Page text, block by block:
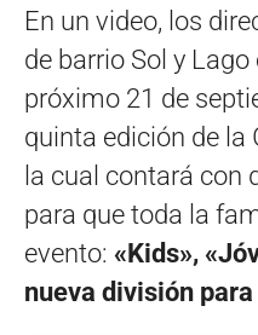
En un video, los
de barrio Sol y Lago
próximo 21 de
quinta edición de la
la cual contará con
para que toda la
evento: «Kids»,
nueva división